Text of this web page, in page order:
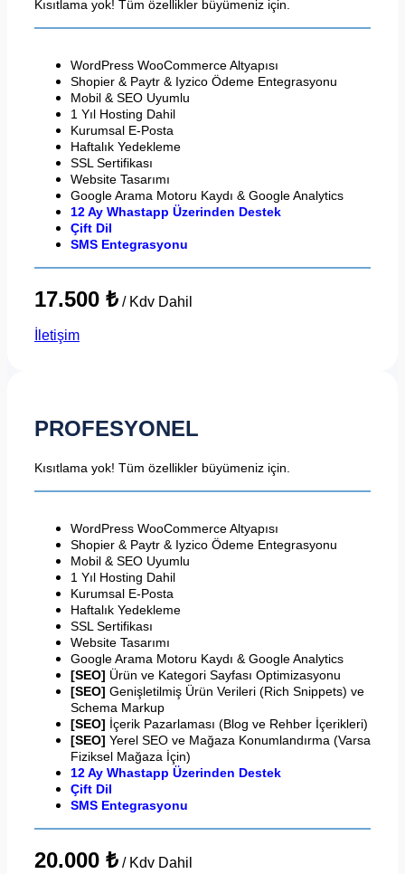
Kısıtlama yok! Tüm özellikler büyümeniz için.
WordPress WooCommerce Altyapısı
Shopier & Paytr & Iyzico Ödeme Entegrasyonu
Mobil & SEO Uyumlu
1 Yıl Hosting Dahil
Kurumsal E-Posta
Haftalık Yedekleme
SSL Sertifikası
Website Tasarımı
Google Arama Motoru Kaydı & Google Analytics
12 Ay Whastapp Üzerinden Destek
Çift Dil
SMS Entegrasyonu
17.500 ₺ / Kdv Dahil
İletişim
PROFESYONEL
Kısıtlama yok! Tüm özellikler büyümeniz için.
WordPress WooCommerce Altyapısı
Shopier & Paytr & Iyzico Ödeme Entegrasyonu
Mobil & SEO Uyumlu
1 Yıl Hosting Dahil
Kurumsal E-Posta
Haftalık Yedekleme
SSL Sertifikası
Website Tasarımı
Google Arama Motoru Kaydı & Google Analytics
[SEO] Ürün ve Kategori Sayfası Optimizasyonu
[SEO] Genişletilmiş Ürün Verileri (Rich Snippets) ve
Schema Markup
[SEO] İçerik Pazarlaması (Blog ve Rehber İçerikleri)
[SEO] Yerel SEO ve Mağaza Konumlandırma (Varsa
Fiziksel Mağaza İçin)
12 Ay Whastapp Üzerinden Destek
Çift Dil
SMS Entegrasyonu
20.000 ₺ / Kdv Dahil